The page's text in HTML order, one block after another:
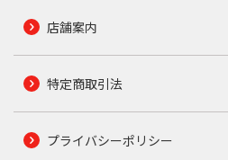
店舗案内
特定商取引法
プライバシーポリシー